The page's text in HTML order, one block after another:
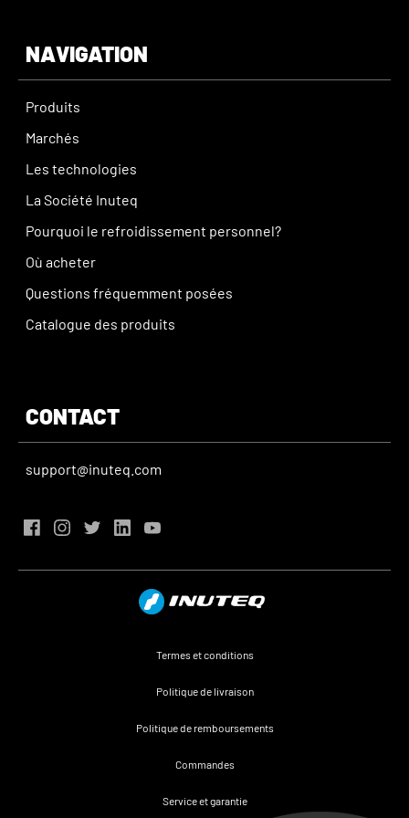
culminent parfois à 40,2°C (104,4°F). Ces
températures centrales élevées altèrent
réactivité physique, augmentant les risques de
fatigue due à la chaleur et de coup de chaleur, en
particulier lorsque les pompiers doivent effectuer
environnements à température élevée.
Les pompiers effectuent souvent plusieurs tâches
en succession rapide avec de courtes périodes de
continuent d'augmenter à chaque activité
successive en raison d'un temps de refroidissement
stress thermique.
L'exposition au stress thermique réduit les
performances mentales, ralentit les temps de
augmente le risque d'erreurs dans les tâches
critiques de lutte contre l'incendie.
NAVIGATION
Produits
Marchés
Les technologies
La Société Inuteq
Pourquoi le refroidissement personnel?
Où acheter
Questions fréquemment posées
Catalogue des produits
CONTACT
support@inuteq.com
Termes et conditions
Politique de livraison
Politique de remboursements
Commandes
Service et garantie